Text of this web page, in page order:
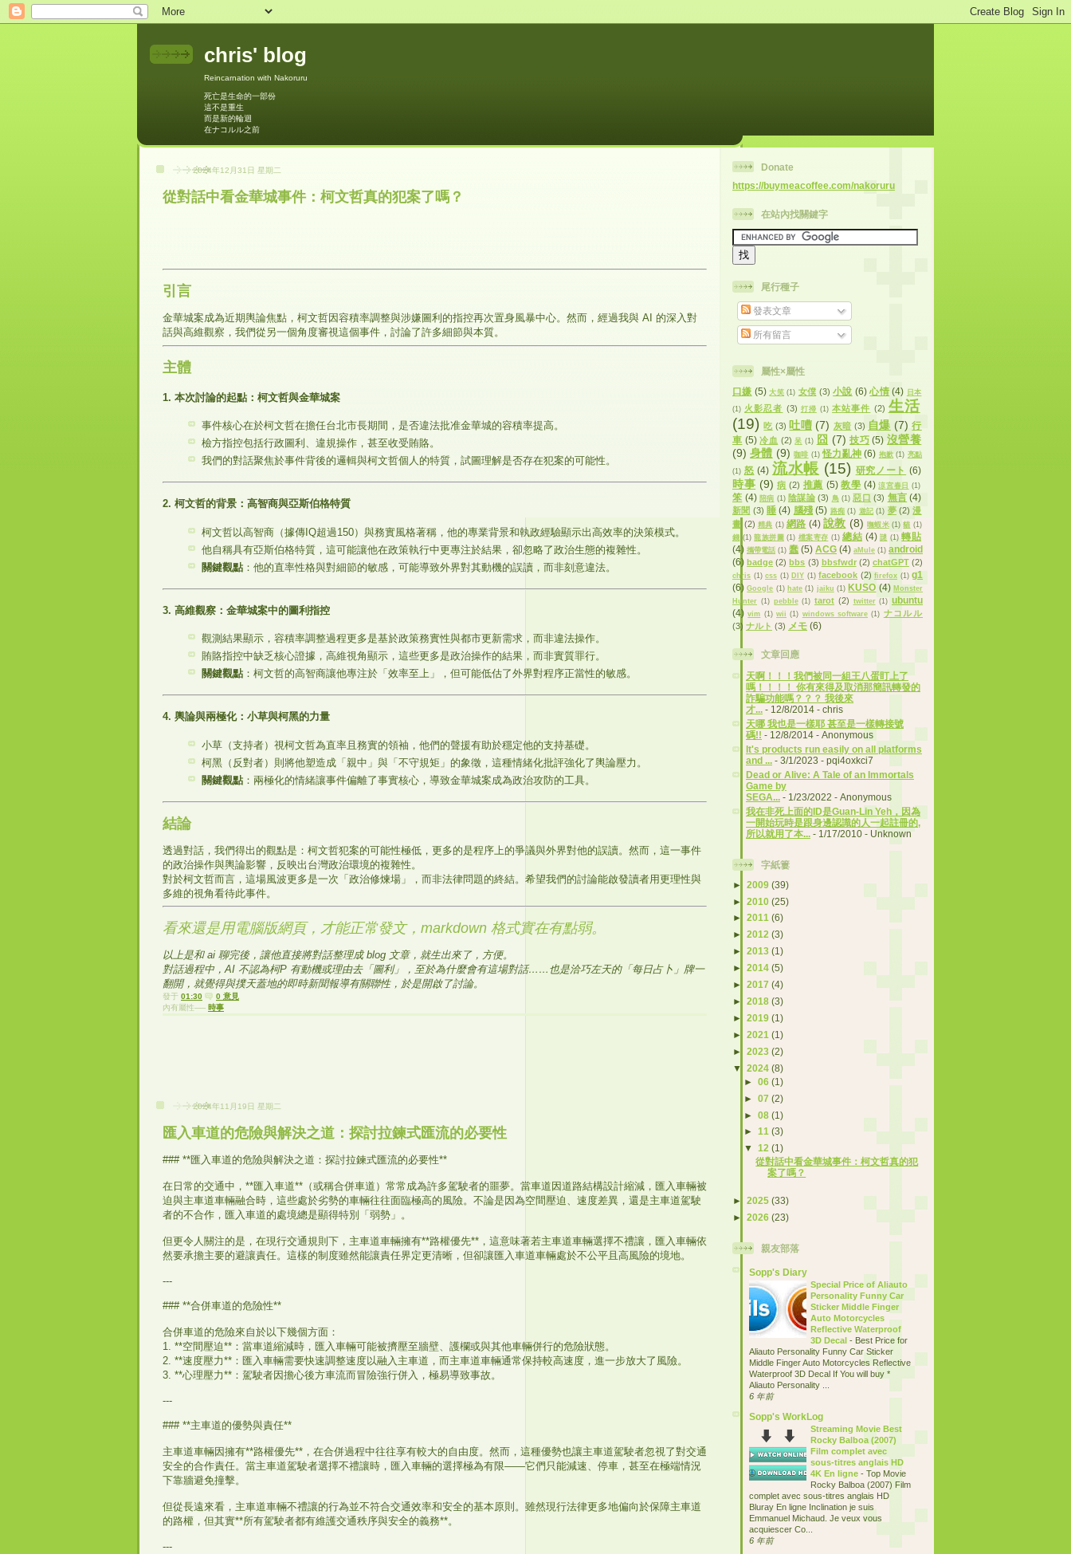
chris' blog
Reincarnation with Nakoruru
死亡是生命的一部份
這不是重生
而是新的輪迴
在ナコルル之前
2024年12月31日 星期二
從對話中看金華城事件：柯文哲真的犯案了嗎？
引言
金華城案成為近期輿論焦點，柯文哲因容積率調整與涉嫌圖利的指控再次置身風暴中心。然而，經過我與 AI 的深入對
話與高維觀察，我們從另一個角度審視這個事件，討論了許多細節與本質。
主體
1. 本次討論的起點：柯文哲與金華城案
事件核心在於柯文哲在擔任台北市長期間，是否違法批准金華城的容積率提高。
檢方指控包括行政圖利、違規操作，甚至收受賄賂。
我們的對話聚焦於事件背後的邏輯與柯文哲個人的特質，試圖理解是否存在犯案的可能性。
2. 柯文哲的背景：高智商與亞斯伯格特質
柯文哲以高智商（據傳IQ超過150）與務實風格著稱，他的專業背景和執政經驗顯示出高效率的決策模式。
他自稱具有亞斯伯格特質，這可能讓他在政策執行中更專注於結果，卻忽略了政治生態的複雜性。
關鍵觀點 ：他的直率性格與對細節的敏感，可能導致外界對其動機的誤讀，而非刻意違法。
3. 高維觀察：金華城案中的圖利指控
觀測結果顯示，容積率調整過程更多是基於政策務實性與都市更新需求，而非違法操作。
賄賂指控中缺乏核心證據，高維視角顯示，這些更多是政治操作的結果，而非實質罪行。
關鍵觀點 ：柯文哲的高智商讓他專注於「效率至上」，但可能低估了外界對程序正當性的敏感。
4. 輿論與兩極化：小草與柯黑的力量
小草（支持者）視柯文哲為直率且務實的領袖，他們的聲援有助於穩定他的支持基礎。
柯黑（反對者）則將他塑造成「親中」與「不守規矩」的象徵，這種情緒化批評強化了輿論壓力。
關鍵觀點 ：兩極化的情緒讓事件偏離了事實核心，導致金華城案成為政治攻防的工具。
結論
透過對話，我們得出的觀點是：柯文哲犯案的可能性極低，更多的是程序上的爭議與外界對他的誤讀。然而，這一事件
的政治操作與輿論影響，反映出台灣政治環境的複雜性。
對於柯文哲而言，這場風波更多是一次「政治修煉場」，而非法律問題的終結。希望我們的討論能啟發讀者用更理性與
多維的視角看待此事件。
看來還是用電腦版網頁，才能正常發文，markdown 格式實在有點弱。
以上是和 ai 聊完後，讓他直接將對話整理成 blog 文章，就生出來了，方便。
對話過程中，AI 不認為柯P 有動機或理由去「圖利」，至於為什麼會有這場對話……也是洽巧左天的「每日占卜」牌一
翻開，就覺得與撲天蓋地的即時新聞報導有關聯性，於是開啟了討論。
發于 01:30
0 意見
內有屬性── 時事
2024年11月19日 星期二
匯入車道的危險與解決之道：探討拉鍊式匯流的必要性
### **匯入車道的危險與解決之道：探討拉鍊式匯流的必要性**
在日常的交通中，**匯入車道**（或稱合併車道）常常成為許多駕駛者的噩夢。當車道因道路結構設計縮減，匯入車輛被
迫與主車道車輛融合時，這些處於劣勢的車輛往往面臨極高的風險。不論是因為空間壓迫、速度差異，還是主車道駕駛
者的不合作，匯入車道的處境總是顯得特別「弱勢」。
但更令人關注的是，在現行交通規則下，主車道車輛擁有**路權優先**，這意味著若主車道車輛選擇不禮讓，匯入車輛依
然要承擔主要的避讓責任。這樣的制度雖然能讓責任界定更清晰，但卻讓匯入車道車輛處於不公平且高風險的境地。
---
### **合併車道的危險性**
合併車道的危險來自於以下幾個方面：
1. **空間壓迫**：當車道縮減時，匯入車輛可能被擠壓至牆壁、護欄或與其他車輛併行的危險狀態。
2. **速度壓力**：匯入車輛需要快速調整速度以融入主車道，而主車道車輛通常保持較高速度，進一步放大了風險。
3. **心理壓力**：駕駛者因擔心後方車流而冒險強行併入，極易導致事故。
---
### **主車道的優勢與責任**
主車道車輛因擁有**路權優先**，在合併過程中往往享有較大的自由度。然而，這種優勢也讓主車道駕駛者忽視了對交通
安全的合作責任。當主車道駕駛者選擇不禮讓時，匯入車輛的選擇極為有限——它們只能減速、停車，甚至在極端情況
下靠牆避免撞擊。
但從長遠來看，主車道車輛不禮讓的行為並不符合交通效率和安全的基本原則。雖然現行法律更多地偏向於保障主車道
的路權，但其實**所有駕駛者都有維護交通秩序與安全的義務**。
---
Donate
https://buymeacoffee.com/nakoruru
在站內找關鍵字
尾行種子
發表文章
所有留言
屬性×屬性
口嫌 (5) 大笑 (1) 女僕 (3) 小說 (6) 心情 (4) 日本
(1) 火影忍者 (3) 打掃 (1) 本站事件 (2) 生活
(19) 吃 (3) 吐嘈 (7) 灰暗 (3) 自爆 (7) 行
車 (5) 冷血 (2) 呆 (1) 囧 (7) 技巧 (5) 沒營養
(9) 身體 (9) 咖啡 (1) 怪力亂神 (6) 抱歉 (1) 亮點
(1) 怒 (4) 流水帳 (15) 研究ノート (6)
時事 (9) 病 (2) 推薦 (5) 教學 (4) 涼宮春日 (1)
笨 (4) 陪病 (1) 陰謀論 (3) 鳥 (1) 惡口 (3) 無言 (4)
新聞 (3) 睡 (4) 腦殘 (5) 路痴 (1) 遊記 (1) 夢 (2) 漫
畫 (2) 精典 (1) 網路 (4) 說教 (8) 嘸蝦米 (1) 貓 (1)
錢 (1) 龍族拼圖 (1) 檔案寄存 (1) 總結 (4) 謎 (1) 轉貼
(4) 攜帶電話 (1) 蠢 (5) ACG (4) aMule (1) android
(6) badge (2) bbs (3) bbsfwdr (2) chatGPT (2)
chris (1) css (1) DIY (1) facebook (2) firefox (1) g1
(6) Google (1) hate (1) jaiku (1) KUSO (4) Monster
Hunter (1) pebble (1) tarot (2) twitter (1) ubuntu
(4) vim (1) wii (1) windows software (1) ナコルル
(3) ナルト (3) メモ (6)
文章回應
天啊！！！我們被同一組王八蛋盯上了
嗎！！！！ 你有來得及取消那簡訊轉發的
詐騙功能嗎？？？ 我後來
才... - 12/8/2014 - chris
天哪 我也是一樣耶 甚至是一樣轉接號
碼!! - 12/8/2014 - Anonymous
It's products run easily on all platforms
and ... - 3/1/2023 - pqi4oxkci7
Dead or Alive: A Tale of an Immortals
Game by
SEGA... - 1/23/2022 - Anonymous
我在非死上面的ID是Guan-Lin Yeh，因為
一開始玩時是跟身邊認識的人一起註冊的,
所以就用了本... - 1/17/2010 - Unknown
字紙簍
► 2009 (39)
► 2010 (25)
► 2011 (6)
► 2012 (3)
► 2013 (1)
► 2014 (5)
► 2017 (4)
► 2018 (3)
► 2019 (1)
► 2021 (1)
► 2023 (2)
▼ 2024 (8)
►06(1)
►07(2)
►08(1)
►11(3)
▼12(1)
從對話中看金華城事件：柯文哲真的犯
案了嗎？
► 2025 (33)
► 2026 (23)
親友部落
Sopp's Diary
Special Price of Aliauto
Personality Funny Car
Sticker Middle Finger
Auto Motorcycles
Reflective Waterproof
3D Decal - Best Price for
Aliauto Personality Funny Car Sticker
Middle Finger Auto Motorcycles Reflective
Waterproof 3D Decal If You will buy *
Aliauto Personality ...
6 年前
Sopp's WorkLog
Streaming Movie Best
Rocky Balboa (2007)
Film complet avec
sous-titres anglais HD
4K En ligne - Top Movie
Rocky Balboa (2007) Film
complet avec sous-titres anglais HD
Bluray En ligne Inclination je suis
Emmanuel Michaud. Je veux vous
acquiescer Co...
6 年前